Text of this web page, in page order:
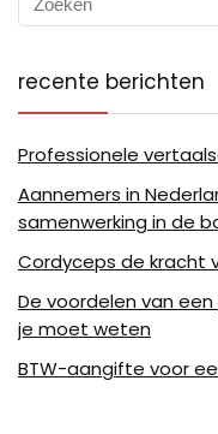
recente berichten
Professionele
Aannemers in
samenwerking in de
Cordyceps de kracht
De voordelen van
je moet weten
BTW-aangifte voor